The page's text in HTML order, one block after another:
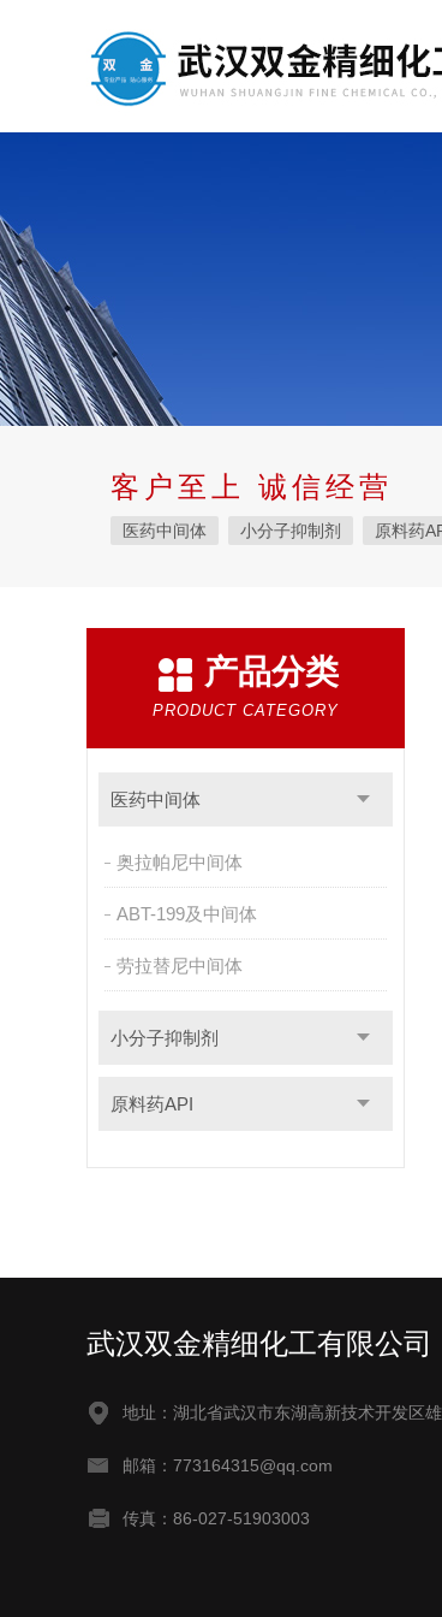
客户至上 诚信经营
医药中间体 小分子抑制剂 原料药
产品分类
PRODUCT CATEGORY
医药中间体
奥拉帕尼中间体
ABT-199及中间体
劳拉替尼中间体
小分子抑制剂
原料药API
武汉双金精细化工有限公司
地址：湖北省武汉市东湖高新技术开发区
邮箱：773164315@qq.com
传真：86-027-51903003